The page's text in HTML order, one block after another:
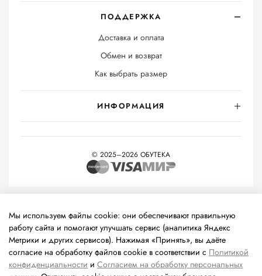
ПОДДЕРЖКА
Доставка и оплата
Обмен и возврат
Как выбрать размер
ИНФОРМАЦИЯ
© 2025–2026 ОБУТЕКА
технологии
(информационные технологии предоставления
информации на основе сбора, систематизации и анализа
сведений, относящихся к предпочтениям пользователей сети
«Интернет», находящихся на территории Российской
Федерации).
Мы используем файлы cookie: они обеспечивают правильную
работу сайта и помогают улучшать сервис (аналитика Яндекс
Метрики и других сервисов). Нажимая «Принять», вы даёте
согласие на обработку файлов cookie в соответствии с Политикой
конфиденциальности и Согласием на обработку персональных